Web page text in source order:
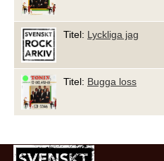
Titel: Lyckliga jag
Titel: Bugga loss